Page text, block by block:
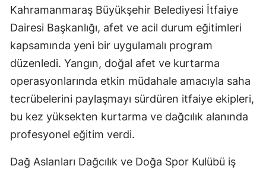
Kahramanmaraş Büyükşehir Belediyesi İtfaiye
Dairesi Başkanlığı, afet ve acil durum eğitimleri
kapsamında yeni bir uygulamalı program
düzenledi. Yangın, doğal afet ve kurtarma
operasyonlarında etkin müdahale amacıyla saha
tecrübelerini paylaşmayı sürdüren itfaiye ekipleri,
bu kez yüksekten kurtarma ve dağcılık alanında
profesyonel eğitim verdi.
Dağ Aslanları Dağcılık ve Doğa Spor Kulübü iş